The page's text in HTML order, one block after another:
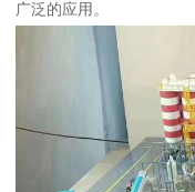
广泛的应用。